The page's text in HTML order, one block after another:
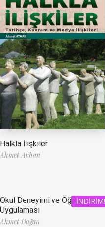
Halkla İlişkiler
Ahmet Ayhan
İNDIRIM!
Okul Deneyimi ve Öğretmenlik
Uygulaması
Ahmet Doğan